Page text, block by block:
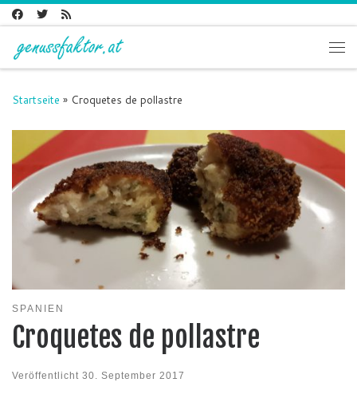
Zum Inhalt springen
Startseite » Croquetes de pollastre
SPANIEN
Croquetes de pollastre
Veröffentlicht 30. September 2017